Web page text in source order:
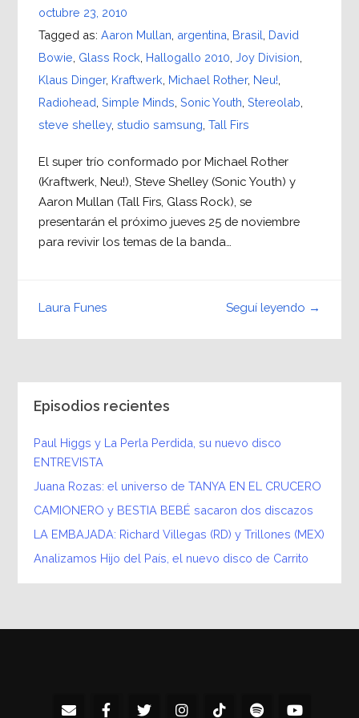
octubre 23, 2010
Tagged as: Aaron Mullan argentina Brasil David
Bowie Glass Rock Hallogallo 2010 Joy Division
Klaus Dinger, Kraftwerk Michael Rother, Neu!
Radiohead Simple Minds Sonic Youth Stereolab
steve shelley, studio samsung Tall Firs
El super trío conformado por Michael Rother
(Kraftwerk, Neu!), Steve Shelley (Sonic Youth) y
Aaron Mullan (Tall Firs, Glass Rock), se
presentarán el próximo jueves 25 de noviembre
para revivir los temas de la banda…
Seguí leyendo →
Laura Funes
Episodios recientes
Paul Higgs y La Perla Perdida, su nuevo disco
ENTREVISTA
Juana Rozas: el universo de TANYA EN EL CRUCERO
CAMIONERO y BESTIA BEBÉ sacaron dos discazos
LA EMBAJADA: Richard Villegas (RD) y Trillones (MEX)
Analizamos Hijo del País, el nuevo disco de Carrito